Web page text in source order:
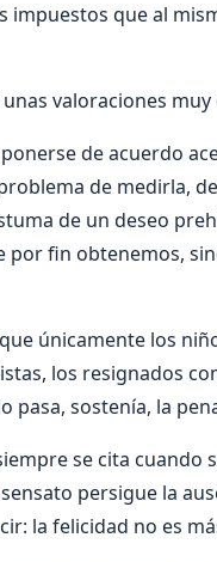
impuestos que al
valoraciones
de acuerdo
de medirla,
de un deseo
fin obtenemos,
únicamente los
los resignados
pasa, sostenía, la
se cita
persigue la
la felicidad no es